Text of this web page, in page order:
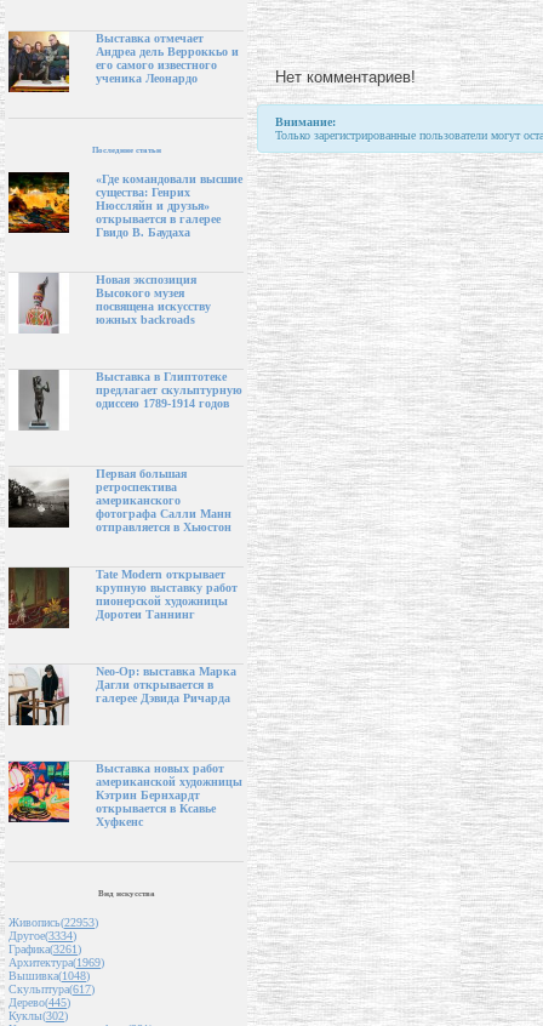
Выставка отмечает
Андреа дель Верроккьо и
его самого известного
ученика Леонардо
Последние статьи
«Где командовали высшие
существа: Генрих
Нюссляйн и друзья»
открывается в галерее
Гвидо В. Баудаха
Новая экспозиция
Высокого музея
посвящена искусству
южных backroads
Выставка в Глиптотеке
предлагает скульптурную
одиссею 1789-1914 годов
Первая большая
ретроспектива
американского
фотографа Салли Манн
отправляется в Хьюстон
Tate Modern открывает
крупную выставку работ
пионерской художницы
Доротеи Таннинг
Neo-Op: выставка Марка
Дагли открывается в
галерее Дэвида Ричарда
Выставка новых работ
американской художницы
Кэтрин Бернхардт
открывается в Ксавье
Хуфкенс
Вид искусства
Живопись(22953)
Другое(3334)
Графика(3261)
Архитектура(1969)
Вышивка(1048)
Скульптура(617)
Дерево(445)
Куклы(302)
Нет комментариев!
Внимание:
Только зарегистрированные пользователи могут